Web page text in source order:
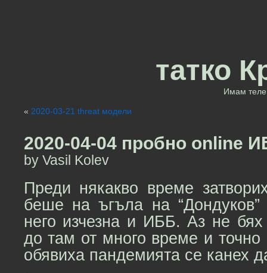
татко
Имам теле
« 2020-03-21 threat модели
2020-04-04 пробно online
by Vasil Kolev
Преди някакво време
беше на ъгъла на
него изчезна и ИББ. Аз не бях
до там от много време и точно
обявиха пандемията се канех